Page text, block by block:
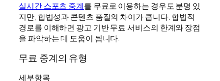
실시간 스포츠 중계를 무료로 이용하는 경우도 분명 있
지만, 합법성과 콘텐츠 품질의 차이가 큽니다. 합법적
경로를 이해하면 광고 기반 무료 서비스의 한계와 장점
을 파악하는 데 도움이 됩니다.
무료 중계의 유형
세부항목